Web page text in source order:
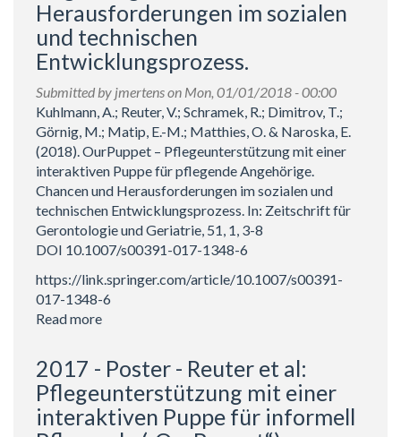
und
Teilhabeförderung
im
Rahmen
partizipativer
Technikentwicklung:
Forschungsansatz
und
-
methode
im
Projekt
„OurPuppet“.
Herausforderungen im sozialen
und technischen
Entwicklungsprozess.
Submitted by jmertenson Mon, 01/01/2018 - 00:00
Kuhlmann, A.; Reuter, V.; Schramek, R.; Dimitrov, T.;
Görnig, M.; Matip, E.-M.; Matthies, O. & Naroska, E.
(2018). OurPuppet – Pflegeunterstützung mit einer
interaktiven Puppe für pflegende Angehörige.
Chancen und Herausforderungen im sozialen und
technischen Entwicklungsprozess. In: Zeitschrift für
Gerontologie und Geriatrie, 51, 1, 3-8
DOI 10.1007/s00391-017-1348-6
https://link.springer.com/article/10.1007/s00391-
017-1348-6
Read more
Zeitschriftenbeitrag
-
Kuhlmann
2017 - Poster - Reuter et al:
Pflegeunterstützung mit einer
interaktiven Puppe für informell